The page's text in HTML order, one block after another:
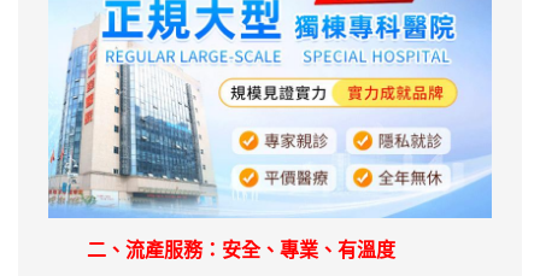
二、流產服務：安全、專業、有溫度